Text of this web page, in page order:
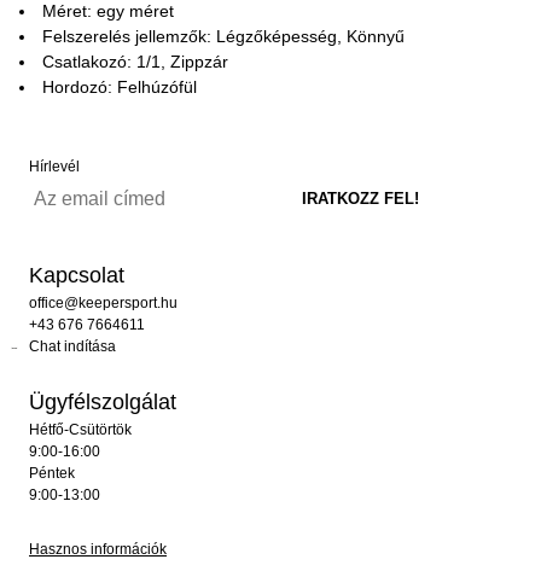
Méret: egy méret
Felszerelés jellemzők: Légzőképesség, Könnyű
Csatlakozó: 1/1, Zippzár
Hordozó: Felhúzófül
Hírlevél
Kapcsolat
office@keepersport.hu
+43 676 7664611
Chat indítása
Ügyfélszolgálat
Hétfő-Csütörtök
9:00-16:00
Péntek
9:00-13:00
Hasznos információk